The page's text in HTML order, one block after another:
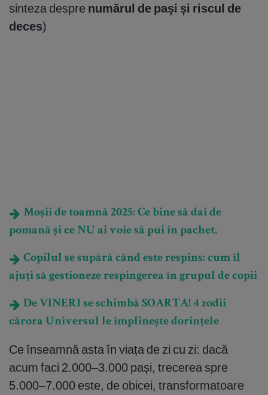
sinteza despre numărul de pași și riscul de
deces)
Moșii de toamnă 2025: Ce bine să dai de
pomană și ce NU ai voie să pui în pachet.
Copilul se supără când este respins: cum îl
ajuți să gestioneze respingerea în grupul de copii
De VINERI se schimbă SOARTA! 4 zodii
cărora Universul le împlinește dorințele
Ce înseamnă asta în viața de zi cu zi: dacă
acum faci 2.000–3.000 pași, trecerea spre
5.000–7.000 este, de obicei, transformatoare